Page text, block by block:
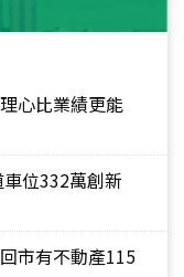
心比業績更能
位332萬創新
市有不動產115